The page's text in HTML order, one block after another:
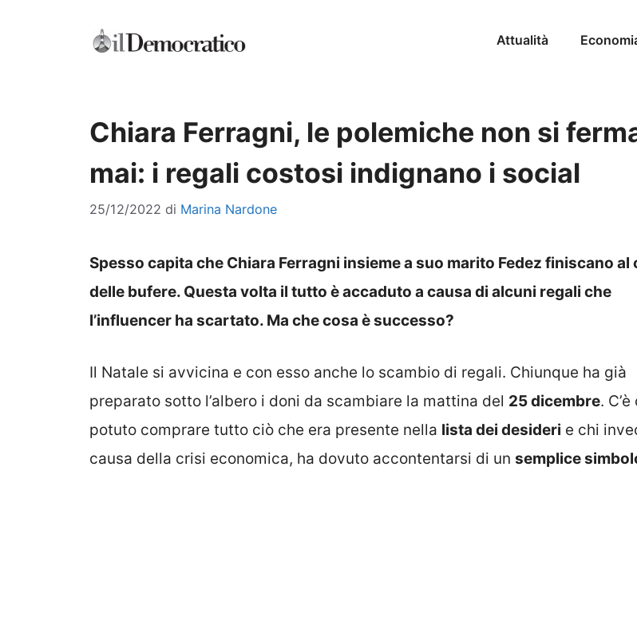
Attualità
Chiara Ferragni, le polemiche non si
mai: i regali costosi indignano i social
25/12/2022 di Marina Nardone
Spesso capita che Chiara Ferragni insieme a suo marito Fedez finiscano al
delle bufere. Questa volta il tutto è accaduto a causa di alcuni regali che
l’influencer ha scartato. Ma che cosa è successo?
Il Natale si avvicina e con esso anche lo scambio di regali. Chiunque ha già
preparato sotto l’albero i doni da scambiare la mattina del 25 dicembre.
potuto comprare tutto ciò che era presente nella lista dei desideri e chi
causa della crisi economica, ha dovuto accontentarsi di un semplice